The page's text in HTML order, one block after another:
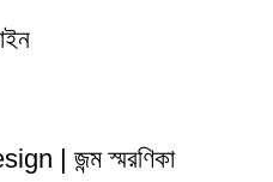
| জন্ম স্মরণিকা